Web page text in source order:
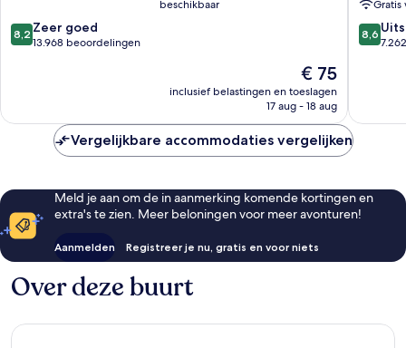
Casino
Downtown
beschikbaar
8.2
van
beoordelingen
8,2 Zeer goed
13.968 beoordelingen
De
prijs
is
€ 75
inclusief belastingen en toeslagen
17 aug - 18 aug
Las
Vegas
Gratis
8.6
van
8,6
Vergelijkbare accommodaties vergelijken
Meld je aan om de in aanmerking komende kortingen en
extra's te zien. Meer beloningen voor meer avonturen!
Aanmelden Registreer je nu, gratis en voor niets
Over deze buurt